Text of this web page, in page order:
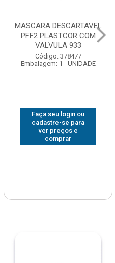
MASCARA DESCARTAVEL
PFF2 PLASTCOR COM
VALVULA 933
Código: 378477
Embalagem: 1 - UNIDADE
Faça seu login ou
cadastre-se para
ver preços e
comprar